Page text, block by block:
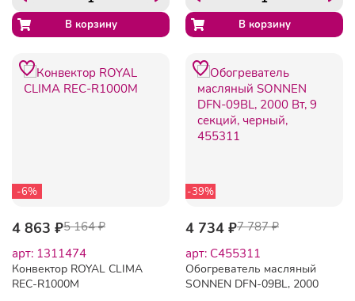
-6%
4 863 ₽5 164 ₽
арт: 1311474
Конвектор ROYAL CLIMA
REC-R1000M
-39%
4 734 ₽7 787 ₽
арт: C455311
Обогреватель масляный
SONNEN DFN-09BL, 2000